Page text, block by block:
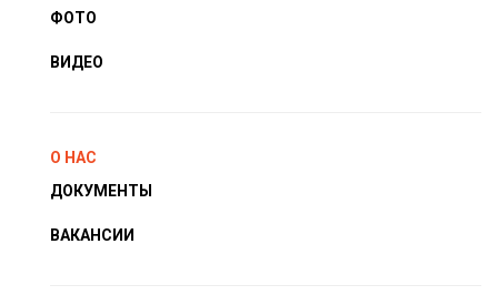
ФОТО
ВИДЕО
О НАС
ДОКУМЕНТЫ
ВАКАНСИИ